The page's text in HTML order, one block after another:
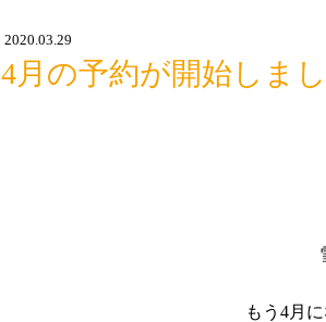
2020.03.29
4月の予約が開始しま
もう4月